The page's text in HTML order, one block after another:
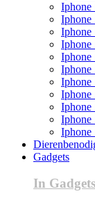
Iphone
Iphone
Iphone
Iphone
Iphone
Iphone
Iphone
Iphone
Iphone
Iphone
Iphone
Gadgets
In Gadgets